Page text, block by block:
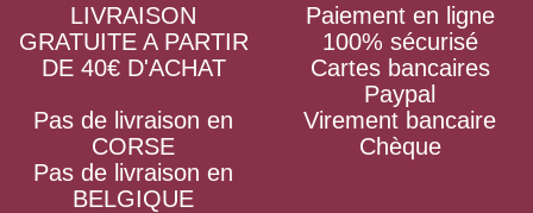
LIVRAISON
GRATUITE A PARTIR
DE 40€ D'ACHAT
Pas de livraison en
CORSE
Pas de livraison en
BELGIQUE
Paiement en ligne
100% sécurisé
Cartes bancaires
Paypal
Virement bancaire
Chèque